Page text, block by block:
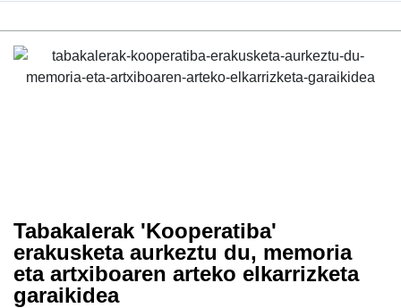
Tabakalerak 'Kooperatiba'
erakusketa aurkeztu du, memoria
eta artxiboaren arteko elkarrizketa
garaikidea